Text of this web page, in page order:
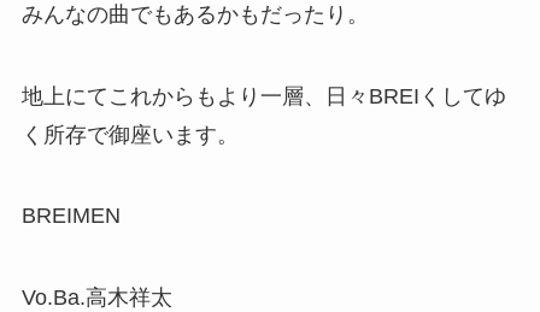
みんなの曲でもあるかもだったり。
地上にてこれからもより一層、日々BREIくしてゆ
く所存で御座います。
BREIMEN
Vo.Ba.高木祥太